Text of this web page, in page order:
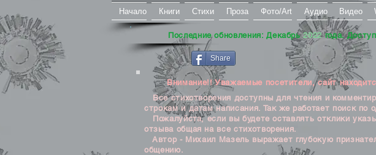
Начало Книги Стихи Проза Фото/Art Аудио Видео
Последние обновления: Декабрь2022года.
Share
Внимание!! Уважаемые посетители, сайт
Все стихотворения доступны для чтения и
строкам и датам написания. Так же работает поиск по
Пожалуйста, если вы будете оставлять отклики
отзыва общая на все стихотворения.
Автор - Михаил Мазель выражает глубокую
общению.